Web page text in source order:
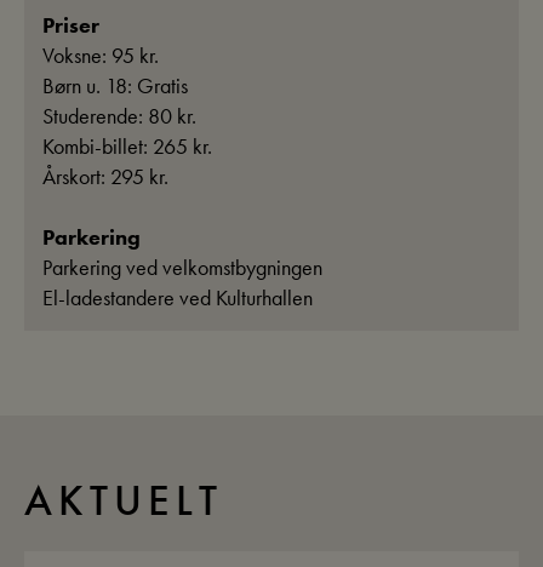
Priser
Voksne: 95 kr.
Børn u. 18: Gratis
Studerende: 80 kr.
Kombi-billet: 265 kr.
Årskort: 295 kr.
Parkering
Parkering ved velkomstbygningen
El-ladestandere ved Kulturhallen
AKTUELT